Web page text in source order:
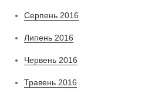
Серпень 2016
Липень 2016
Червень 2016
Травень 2016